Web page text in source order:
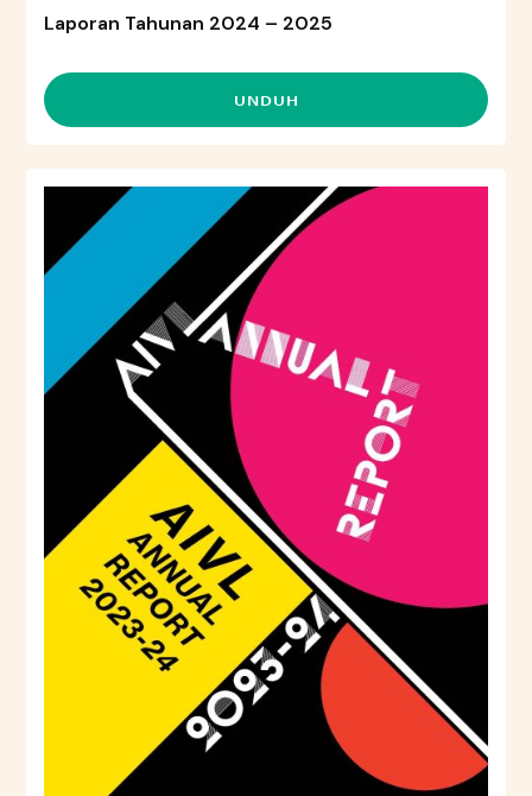
Laporan Tahunan 2024 – 2025
UNDUH